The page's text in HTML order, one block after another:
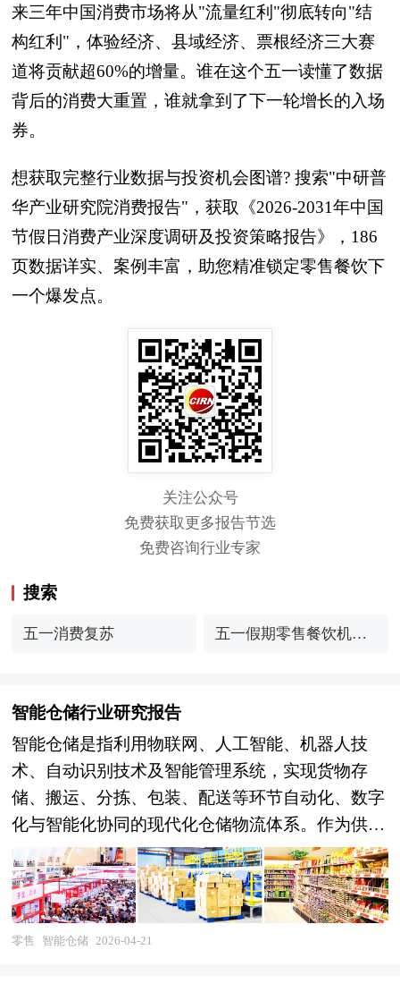
来三年中国消费市场将从"流量红利"彻底转向"结
构红利"，体验经济、县域经济、票根经济三大赛
道将贡献超60%的增量。谁在这个五一读懂了数据
背后的消费大重置，谁就拿到了下一轮增长的入场
券。
想获取完整行业数据与投资机会图谱? 搜索"中研普
华产业研究院消费报告"，获取《2026-2031年中国
节假日消费产业深度调研及投资策略报告》，186
页数据详实、案例丰富，助您精准锁定零售餐饮下
一个爆发点。
关注公众号
免费获取更多报告节选
免费咨询行业专家
搜索
五一消费复苏 五一假期零售餐饮机会
智能仓储行业研究报告
智能仓储是指利用物联网、人工智能、机器人技
术、自动识别技术及智能管理系统，实现货物存
储、搬运、分拣、包装、配送等环节自动化、数字
化与智能化协同的现代化仓储物流体系。作为供应
链基础设施的核心节点，智能仓储涵盖自动化立体
仓库、智能分拣系统、AGV/AMR移动机器人、智
能穿梭车、自动装卸设备、仓储管理软件
（WMS）及数字孪生运维平台等关键装备与系
零售 智能仓储 2026-04-21